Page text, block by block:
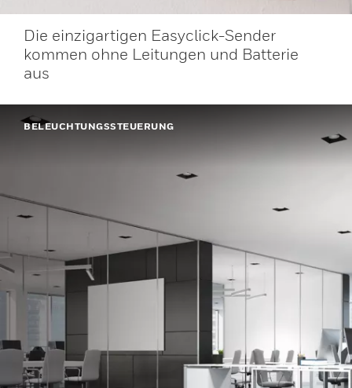
Die einzigartigen Easyclick-Sender
kommen ohne Leitungen und Batterie
aus
BELEUCHTUNGSSTEUERUNG